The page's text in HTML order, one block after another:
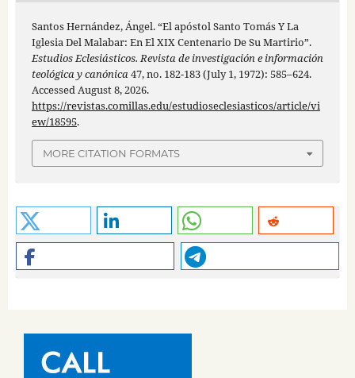
Santos Hernández, Ángel. “El apóstol Santo Tomás Y La
Iglesia Del Malabar: En El XIX Centenario De Su Martirio”.
Estudios Eclesiásticos. Revista de investigación e información
teológica y canónica47, no. 182-183 (July 1, 1972): 585–624.
Accessed August 8, 2026.
https://revistas.comillas.edu/estudioseclesiasticos/article/vi
ew/18595.
MORE CITATION FORMATS